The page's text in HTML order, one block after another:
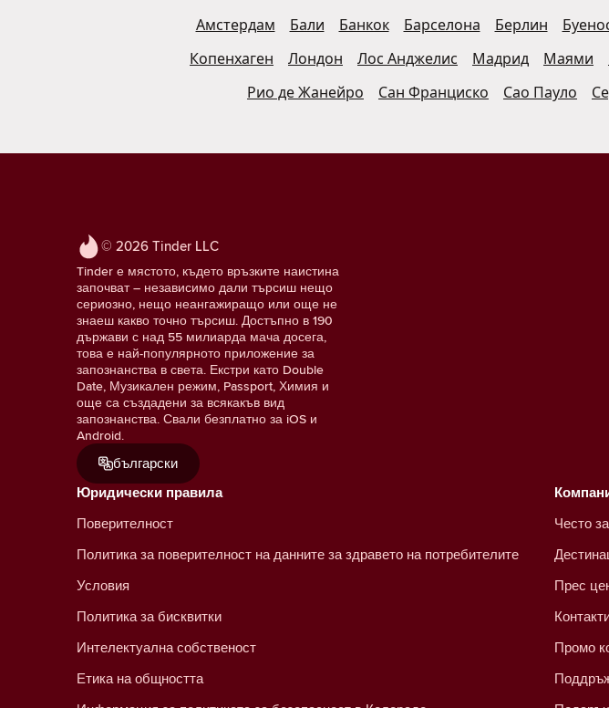
Амстердам Бали Банкок Барселона Берлин
Копенхаген
Лондон Лос Анджелис Мадрид Маями
Рио де Жанейро
Сан Франциско Сао Пауло
© 2026 Tinder LLC
Tinder е мястото, където връзките наистина
започват – независимо дали търсиш нещо
сериозно, нещо неангажиращо или още не
знаеш какво точно търсиш. Достъпно в 190
държави с над 55 милиарда мача досега,
това е най-популярното приложение за
запознанства в света. Екстри като Double
Date, Музикален режим, Passport, Химия и
още са създадени за всякакъв вид
запознанства. Свали безплатно за iOS и
Android.
български
Юридически правила
Поверителност
Политика за поверителност на данните за здравето на потребителите
Условия
Политика за бисквитки
Интелектуална собственост
Етика на общността
Често
Прес
Промо